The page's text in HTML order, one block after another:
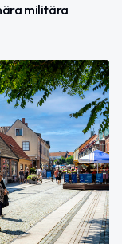
militära